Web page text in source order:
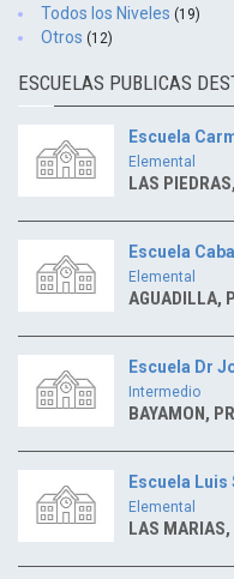
Todos los Niveles (19)
Otros (12)
ESCUELAS PUBLICAS
Escuela
Elemental
LAS
Escuela
Elemental
AGUADILLA,
Escuela Dr
Intermedio
BAYAMON, PR
Escuela
Elemental
LAS MARIAS,